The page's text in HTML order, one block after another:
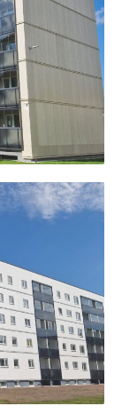
alevik, Männi tn